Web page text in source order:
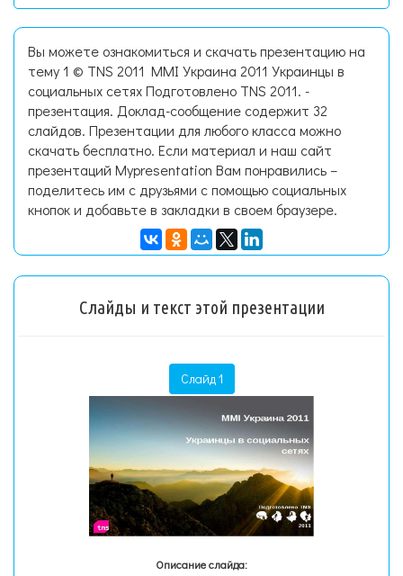
Вы можете ознакомиться и скачать презентацию на
тему 1 © TNS 2011 MMI Украина 2011 Украинцы в
социальных сетях Подготовлено TNS 2011. -
презентация. Доклад-сообщение содержит 32
слайдов. Презентации для любого класса можно
скачать бесплатно. Если материал и наш сайт
презентаций Mypresentation Вам понравились –
поделитесь им с друзьями с помощью социальных
кнопок и добавьте в закладки в своем браузере.
Слайды и текст этой презентации
Слайд 1
Описание слайда: